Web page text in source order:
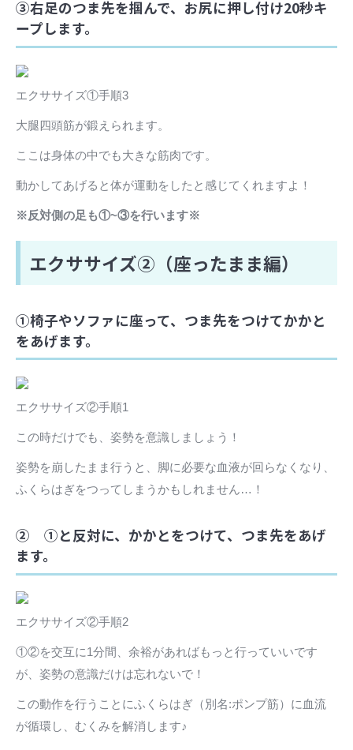
③右足のつま先を掴んで、お尻に押し付け20秒キ
ープします。
エクササイズ①手順3
大腿四頭筋が鍛えられます。
ここは身体の中でも大きな筋肉です。
動かしてあげると体が運動をしたと感じてくれますよ！
※反対側の足も①~③を行います※
エクササイズ②（座ったまま編）
①椅子やソファに座って、つま先をつけてかかと
をあげます。
エクササイズ②手順1
この時だけでも、姿勢を意識しましょう！
姿勢を崩したまま行うと、脚に必要な血液が回らなくなり、
ふくらはぎをつってしまうかもしれません…！
② ①と反対に、かかとをつけて、つま先をあげ
ます。
エクササイズ②手順2
①②を交互に1分間、余裕があればもっと行っていいです
が、姿勢の意識だけは忘れないで！
この動作を行うことにふくらはぎ（別名:ポンプ筋）に血流
が循環し、むくみを解消します♪